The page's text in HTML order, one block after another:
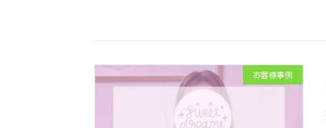
お客様事例